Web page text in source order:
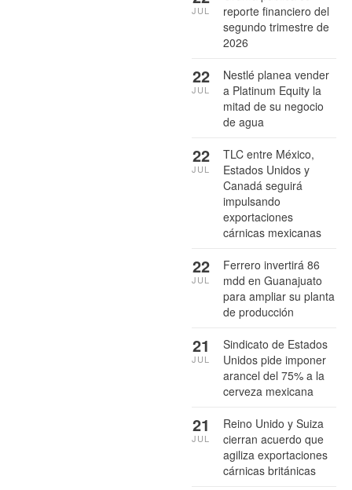
reporte financiero del
segundo trimestre de
2026
JUL
Nestlé planea vender
a Platinum Equity la
mitad de su negocio
de agua
22
JUL
TLC entre México,
Estados Unidos y
Canadá seguirá
impulsando
exportaciones
cárnicas mexicanas
22
JUL
Ferrero invertirá 86
mdd en Guanajuato
para ampliar su planta
de producción
22
JUL
Sindicato de Estados
Unidos pide imponer
arancel del 75% a la
cerveza mexicana
21
JUL
Reino Unido y Suiza
cierran acuerdo que
agiliza exportaciones
cárnicas británicas
21
JUL